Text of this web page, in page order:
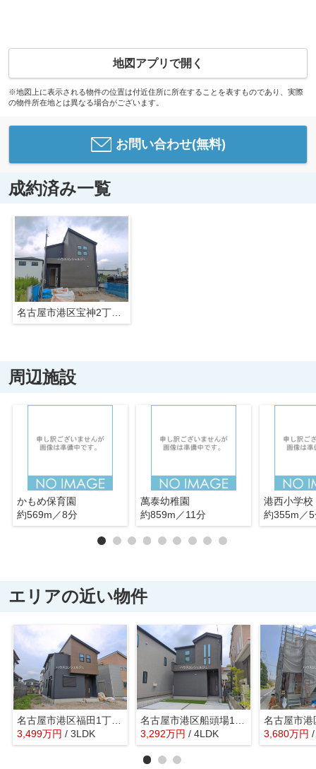
地図アプリで開く
※地図上に表示される物件の位置は付近住所に所在することを表すものであり、実際
の物件所在地とは異なる場合がございます。
お問い合わせ(無料)
成約済み一覧
名古屋市港区宝神2丁目2408【仲介手数料無料】新築一戸建て 1号棟
周辺施設
かもめ保育園
約569m／8分
萬泰幼稚園
約859m／11分
港西小学校
約355m／
エリアの近い物件
名古屋市港区福田1丁目110-5【仲介手数料無料】新築一戸建て 2号棟
3,499万円 / 3LDK
名古屋市港区船頭場1丁目425【仲介手数料無料】新築一戸建て 1号棟
3,292万円 / 4LDK 3,680万円